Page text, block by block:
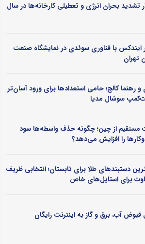
تشدید بحران انرژی و تعطیلی کارخانه‌ها در سال
با فناوری سوئدی در نمایشگاه صنعت
تهران
و رهنما کالج؛ حامی استعدادها برای ورود آسان‌تر
سوشال مدیا
مستقیم از چین؛ چگونه حذف واسطه‌ها سود
را افزایش می‌دهد؟
دستبندهای طلا برای تابستان؛ انتخابی ظریف
برای استایل‌های خاص
قبوض آب، برق و گاز به اینترنت رایگان